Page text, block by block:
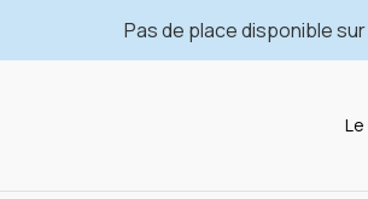
Pas de place disponible